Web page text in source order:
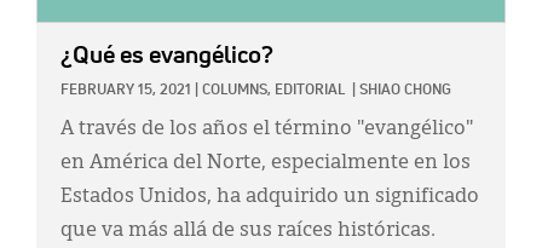
¿Qué es evangélico?
FEBRUARY 15, 2021 COLUMNS, EDITORIAL SHIAO CHONG
A través de los años el término "evangélico"
en América del Norte, especialmente en los
Estados Unidos, ha adquirido un significado
que va más allá de sus raíces históricas.